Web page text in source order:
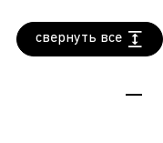
свернуть все